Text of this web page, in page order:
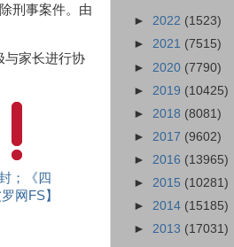
刑事案件。由
与家长进行协
；《四
网FS】
► 2022 (1523)
► 2021 (7515)
► 2020 (7790)
► 2019 (10425)
► 2018 (8081)
► 2017 (9602)
► 2016 (13965)
► 2015 (10281)
► 2014 (15185)
► 2013 (17031)